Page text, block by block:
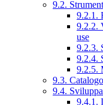
9.2.
9.2.1.
9.2.2.
use
9.2.3.
9.2.4.
9.2.5.
9.3.
9.4.
9.4.1.